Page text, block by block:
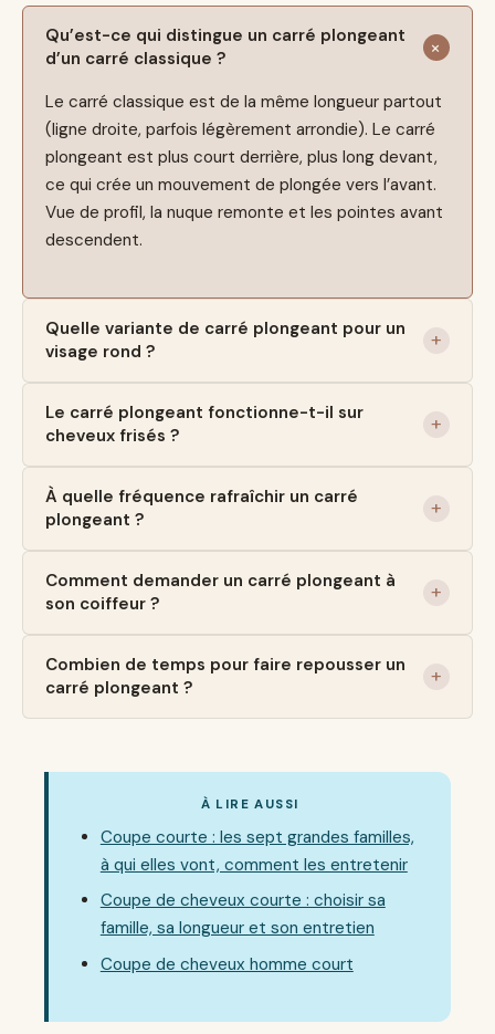
Qu’est-ce qui distingue un carré plongeant
d’un carré classique ?
Le carré classique est de la même longueur partout
(ligne droite, parfois légèrement arrondie). Le carré
plongeant est plus court derrière, plus long devant,
ce qui crée un mouvement de plongée vers l’avant.
Vue de profil, la nuque remonte et les pointes avant
descendent.
Quelle variante de carré plongeant pour un
visage rond ?
Le carré plongeant fonctionne-t-il sur
cheveux frisés ?
À quelle fréquence rafraîchir un carré
plongeant ?
Comment demander un carré plongeant à
son coiffeur ?
Combien de temps pour faire repousser un
carré plongeant ?
À LIRE AUSSI
Coupe courte : les sept grandes familles,
à qui elles vont, comment les entretenir
Coupe de cheveux courte : choisir sa
famille, sa longueur et son entretien
Coupe de cheveux homme court